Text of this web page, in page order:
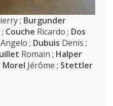
formation)
; Burgunder
Couche Ricardo ; Dos
Angelo ; Dubuis Denis ;
Romain ; Halper
Morel Jérôme ; Stettler